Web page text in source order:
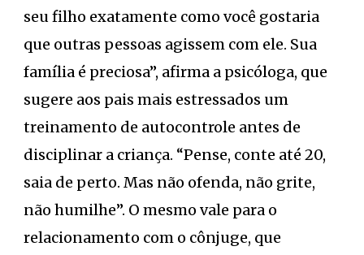
seu filho exatamente como você gostaria
que outras pessoas agissem com ele. Sua
família é preciosa”, afirma a psicóloga, que
sugere aos pais mais estressados um
treinamento de autocontrole antes de
disciplinar a criança. “Pense, conte até 20,
saia de perto. Mas não ofenda, não grite,
não humilhe”. O mesmo vale para o
relacionamento com o cônjuge, que